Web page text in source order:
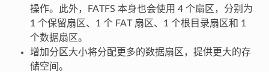
操作。此外，FATFS 本身也会使用 4 个扇区，分别为
1 个保留扇区、1 个 FAT 扇区、1 个根目录扇区和 1
个数据扇区。
增加分区大小将分配更多的数据扇区，提供更大的存
储空间。